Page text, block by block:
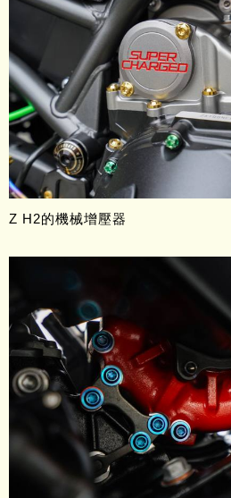
Z H2的機械增壓器